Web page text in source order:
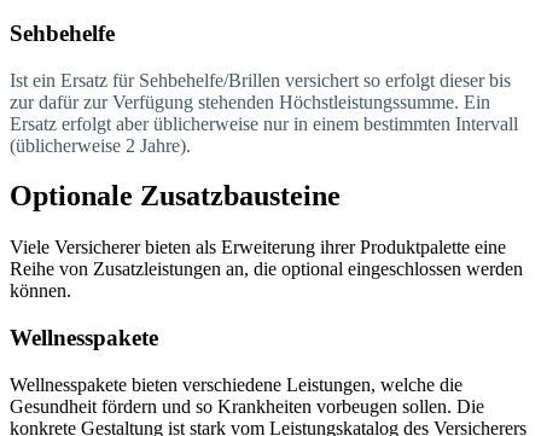
Sehbehelfe
Ist ein Ersatz für Sehbehelfe/Brillen versichert so erfolgt dieser bis
zur dafür zur Verfügung stehenden Höchstleistungssumme. Ein
Ersatz erfolgt aber üblicherweise nur in einem bestimmten Intervall
(üblicherweise 2 Jahre).
Optionale Zusatzbausteine
Viele Versicherer bieten als Erweiterung ihrer Produktpalette eine
Reihe von Zusatzleistungen an, die optional eingeschlossen werden
können.
Wellnesspakete
Wellnesspakete bieten verschiedene Leistungen, welche die
Gesundheit fördern und so Krankheiten vorbeugen sollen. Die
konkrete Gestaltung ist stark vom Leistungskatalog des Versicherers